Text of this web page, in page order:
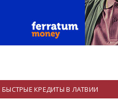
БЫСТРЫЕ КРЕДИТЫ В ЛАТВИИ